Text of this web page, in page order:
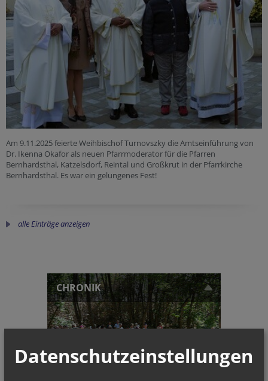
Am 9.11.2025 feierte Weihbischof Turnovszky die Amtseinführung von
Dr. Ikenna Okafor als neuen Pfarrmoderator für die Pfarren
Bernhardsthal, Katzelsdorf, Reintal und Großkrut in der Pfarrkirche
Bernhardsthal. Es war ein gelungenes Fest!
alle Einträge anzeigen
CHRONIK
Datenschutzeinstellungen